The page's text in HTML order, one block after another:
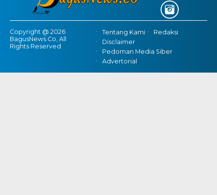
Copyright @ 2026
BagusNews.Co, All
Rights Reserved
Tentang Kami
Redaksi
Disclaimer
Pedoman Media Siber
Advertorial